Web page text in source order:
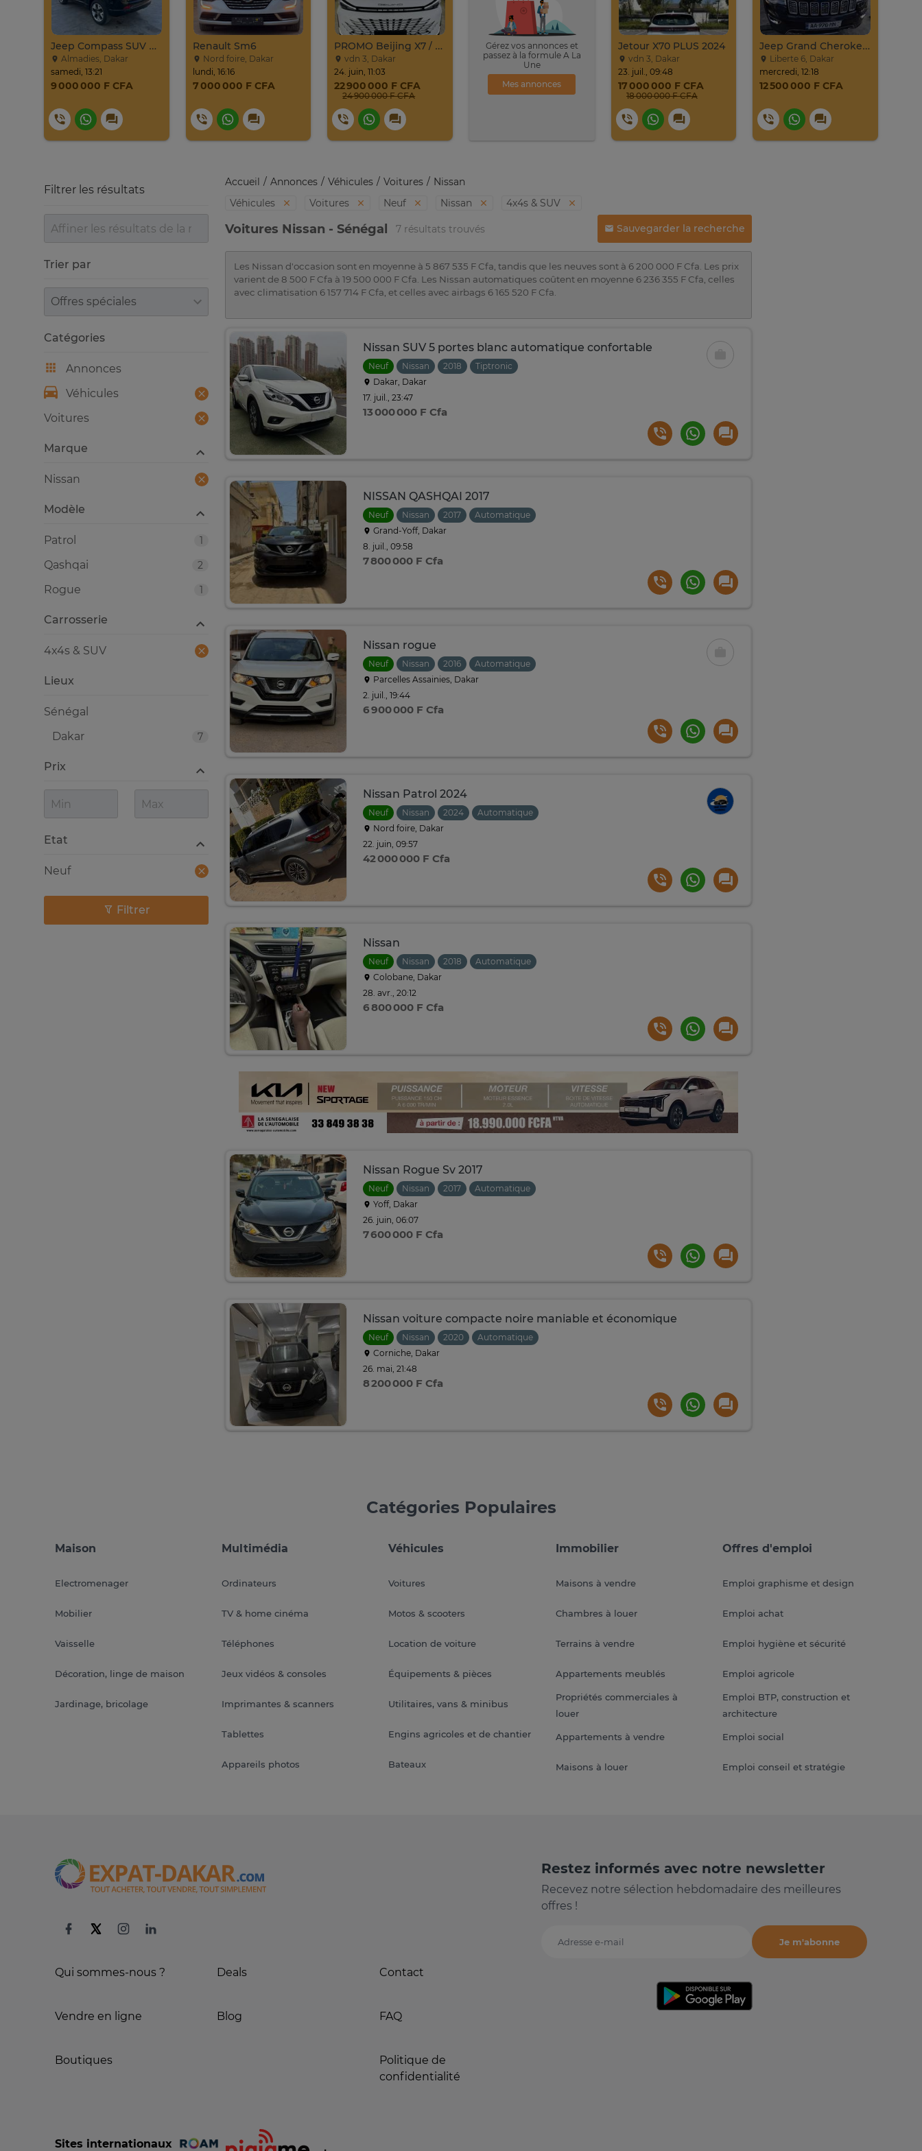
Jeep Compass SUV Noir Essence Automatique
Almadies, Dakar
samedi, 13:21
9 000 000 F CFA
Renault Sm6
Nord foire, Dakar
lundi, 16:16
7 000 000 F CFA
PROMO Beijing X7 / 2025
vdn 3, Dakar
24. juin, 11:03
22 900 000 F CFA
24 900 000 F CFA
Gérez vos annonces et
passez à la formule A La
Une
Mes annonces
Jetour X70 PLUS 2024
vdn 3, Dakar
23. juil., 09:48
17 000 000 F CFA
18 000 000 F CFA
Jeep Grand Cherokee Overland 2019 À Vendre
Liberte 6, Dakar
mercredi, 12:18
12 500 000 F CFA
Accueil Annonces Véhicules Voitures
Nissan
Véhicules
Voitures Neuf Nissan 4x4s & SUV
Voitures Nissan - Sénégal 7 résultats trouvés Sauvegarder la recherche
Les Nissan d'occasion sont en moyenne à 5 867 535 F Cfa, tandis que les neuves sont à 6 200 000 F Cfa. Les prix
varient de 8 500 F Cfa à 19 500 000 F Cfa. Les Nissan automatiques coûtent en moyenne 6 236 355 F Cfa, celles
avec climatisation 6 157 714 F Cfa, et celles avec airbags 6 165 520 F Cfa.
Nissan SUV 5 portes blanc automatique confortable
Neuf Nissan 2018
Tiptronic
Dakar, Dakar
17. juil., 23:47
13 000 000 F Cfa
NISSAN QASHQAI 2017
Neuf Nissan 2017
Automatique
Grand-Yoff, Dakar
8. juil., 09:58
7 800 000 F Cfa
Nissan rogue
Neuf Nissan 2016
Automatique
Parcelles Assainies, Dakar
2. juil., 19:44
6 900 000 F Cfa
Nissan Patrol 2024
Neuf Nissan 2024
Automatique
Nord foire, Dakar
22. juin, 09:57
42 000 000 F Cfa
Nissan
Neuf Nissan 2018
Automatique
Colobane, Dakar
28. avr., 20:12
6 800 000 F Cfa
Nissan Rogue Sv 2017
Neuf Nissan 2017
Automatique
Yoff, Dakar
26. juin, 06:07
7 600 000 F Cfa
Nissan voiture compacte noire maniable et économique
Neuf Nissan 2020
Automatique
Corniche, Dakar
26. mai, 21:48
8 200 000 F Cfa
Filtrer les résultats
Trier par
Trier par
Catégories
Annonces
Véhicules
Voitures
Lieux
Sénégal
7
Dakar
Prix
Etat
Neuf
Marque
Nissan
Modèle
1
Patrol
2
Qashqai
1
Rogue
Carrosserie
4x4s & SUV
Filtrer
Catégories Populaires
Maison
Electromenager
Mobilier
Vaisselle
Décoration, linge de maison
Jardinage, bricolage
Multimédia
Ordinateurs
TV & home cinéma
Téléphones
Jeux vidéos & consoles
Imprimantes & scanners
Tablettes
Appareils photos
Véhicules
Voitures
Motos & scooters
Location de voiture
Équipements & pièces
Utilitaires, vans & minibus
Engins agricoles et de chantier
Bateaux
Immobilier
Maisons à vendre
Chambres à louer
Terrains à vendre
Appartements meublés
Propriétés commerciales à
louer
Appartements à vendre
Maisons à louer
Offres d'emploi
Emploi graphisme et design
Emploi achat
Emploi hygiène et sécurité
Emploi agricole
Emploi BTP, construction et
architecture
Emploi social
Emploi conseil et stratégie
Qui sommes-nous ?
Vendre en ligne
Boutiques
Deals
Blog
Contact
FAQ
Politique de
confidentialité
Restez informés avec notre newsletter
Recevez notre sélection hebdomadaire des meilleures
offres !
Adresse e-mail
Je m'abonne
Sites internationaux